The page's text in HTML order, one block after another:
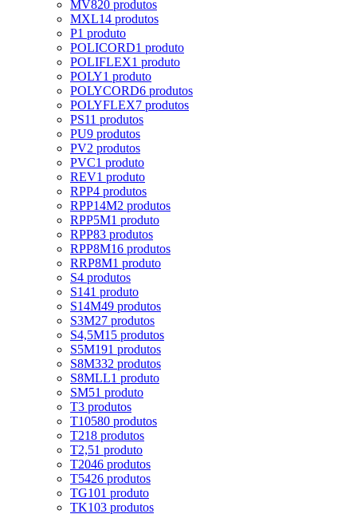
MV820 produtos
MXL14 produtos
P1 produto
POLICORD1 produto
POLIFLEX1 produto
POLY1 produto
POLYCORD6 produtos
POLYFLEX7 produtos
PS11 produtos
PU9 produtos
PV2 produtos
PVC1 produto
REV1 produto
RPP4 produtos
RPP14M2 produtos
RPP5M1 produto
RPP83 produtos
RPP8M16 produtos
RRP8M1 produto
S4 produtos
S141 produto
S14M49 produtos
S3M27 produtos
S4,5M15 produtos
S5M191 produtos
S8M332 produtos
S8MLL1 produto
SM51 produto
T3 produtos
T10580 produtos
T218 produtos
T2,51 produto
T2046 produtos
T5426 produtos
TG101 produto
TK103 produtos